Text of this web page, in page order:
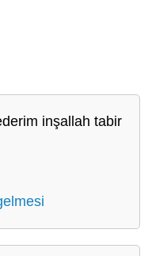
inşallah tabir